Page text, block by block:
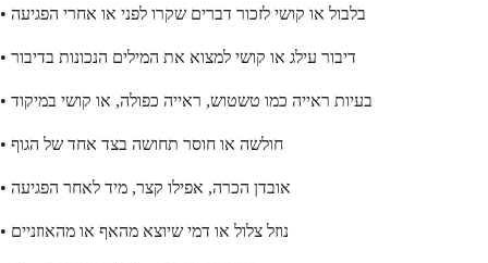
• בלבול או קושי לזכור דברים שקרו לפני או אחרי הפגיעה
• דיבור עילג או קושי למצוא את המילים הנכונות בדיבור
• בעיות ראייה כמו טשטוש, ראייה כפולה, או קושי במיקוד
• חולשה או חוסר תחושה בצד אחד של הגוף
• אובדן הכרה, אפילו קצר, מיד לאחר הפגיעה
• נוזל צלול או דמי שיוצא מהאף או מהאוזניים